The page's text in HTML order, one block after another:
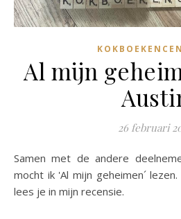
Al mijn
26 februari
Samen met de andere deelnemers van het launchteam
mocht ik 'Al mijn geheimen´
lees je in mijn recensie.